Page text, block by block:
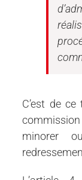
C’est de
minorer